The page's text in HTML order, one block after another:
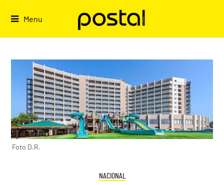
Menu
Foto D.R.
NACIONAL